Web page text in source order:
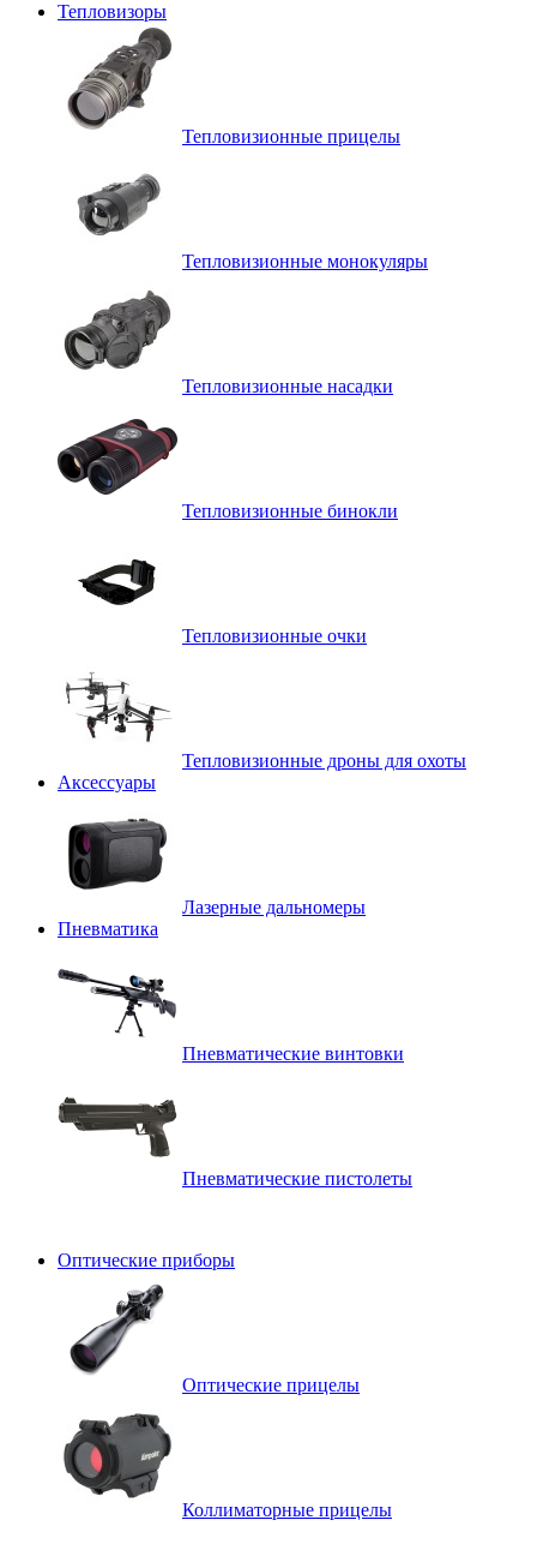
Тепловизоры
Тепловизионные прицелы
Тепловизионные монокуляры
Тепловизионные насадки
Тепловизионные бинокли
Тепловизионные очки
Тепловизионные дроны для охоты
Аксессуары
Лазерные дальномеры
Пневматика
Пневматические винтовки
Пневматические пистолеты
Оптические приборы
Оптические прицелы
Коллиматорные прицелы